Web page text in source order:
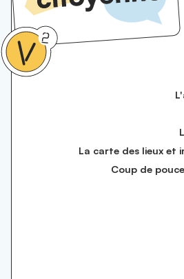
La carte des lieux et
Coup de